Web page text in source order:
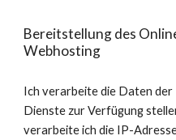
Bereitstellung des
Webhosting
Ich verarbeite die Daten der
Dienste zur Verfügung
verarbeite ich die IP-